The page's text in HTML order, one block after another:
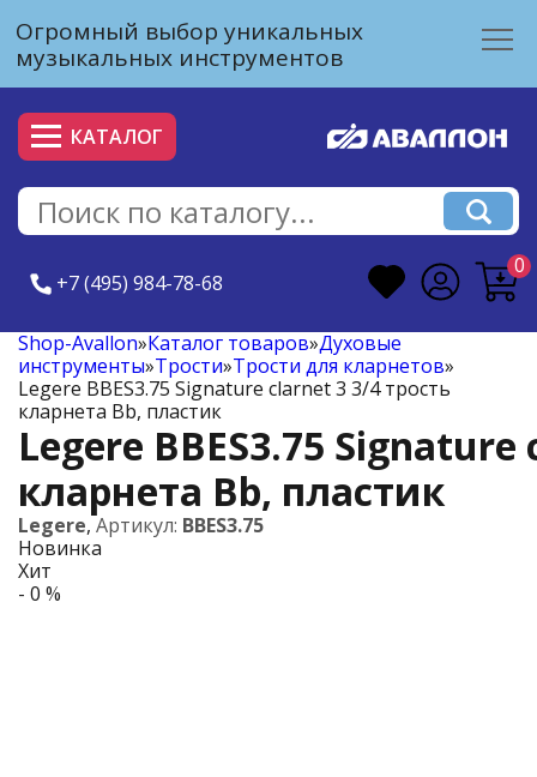
Огромный выбор уникальных
музыкальных инструментов
КАТАЛОГ
+7 (495) 984-78-68
0
Shop-Avallon»Каталог товаров»Духовые
инструменты»Трости»Трости для кларнетов»
Legere BBES3.75 Signature clarnet 3 3/4 трость
кларнета Bb, пластик
Legere BBES3.75
кларнета Bb, пластик
Legere,Артикул: BBES3.75
Новинка
Хит
- 0 %